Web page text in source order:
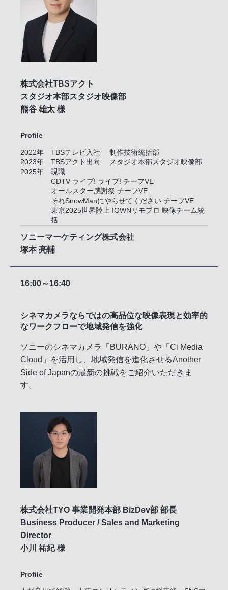
株式会社TBSアクト
スタジオ本部スタジオ映像部
熊谷 雄太 様
Profile
2022年 TBSテレビ入社
制作技術統括部
2023年 TBSアクト出向
スタジオ本部スタジオ映像部
2025年 現職
CDTV ライブ! ライブ! チーフVE
オールスター感謝祭 チーフVE
それSnowManにやらせてください チーフVE
東京2025世界陸上 IOWNリモプロ 映像チーム統
括
ソニーマーケティング株式会社
塚本 亮輔
16:00～16:40
シネマカメラならではの高品位な映像表現と効率的
なワークフローで地域発信を強化
ソニーのシネマカメラ「BURANO」や「Ci Media
Cloud」を活用し、地域発信を進化させるAnother
Side of Japanの最新の挑戦をご紹介いただきま
す。
株式会社TYO 事業開発本部 BizDev部 部長
Business Producer / Sales and Marketing
Director
小川 祐紀 様
Profile